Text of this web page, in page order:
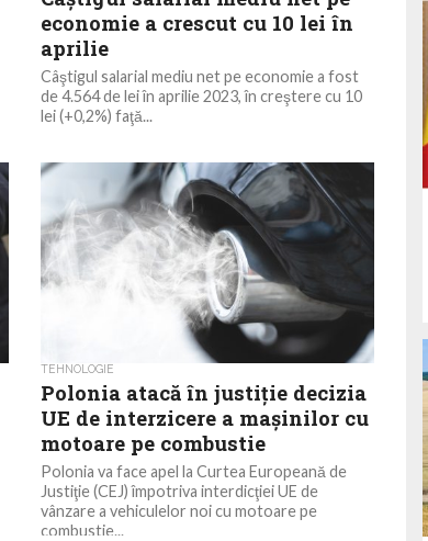
economie a crescut cu 10 lei în
aprilie
Câştigul salarial mediu net pe economie a fost
de 4.564 de lei în aprilie 2023, în creştere cu 10
lei (+0,2%) faţă...
TEHNOLOGIE
Polonia atacă în justiţie decizia
UE de interzicere a maşinilor cu
motoare pe combustie
Polonia va face apel la Curtea Europeană de
Justiţie (CEJ) împotriva interdicţiei UE de
vânzare a vehiculelor noi cu motoare pe
combustie...